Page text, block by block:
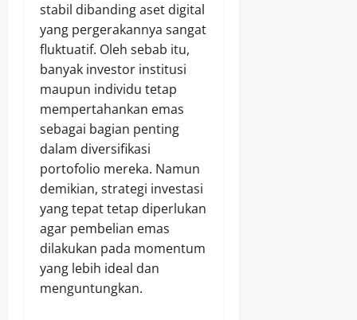
stabil dibanding aset digital
yang pergerakannya sangat
fluktuatif. Oleh sebab itu,
banyak investor institusi
maupun individu tetap
mempertahankan emas
sebagai bagian penting
dalam diversifikasi
portofolio mereka. Namun
demikian, strategi investasi
yang tepat tetap diperlukan
agar pembelian emas
dilakukan pada momentum
yang lebih ideal dan
menguntungkan.